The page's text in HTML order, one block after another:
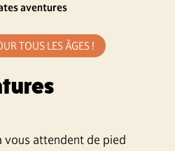
aventures
TOUS LES ÂGES !
vous attendent de pied